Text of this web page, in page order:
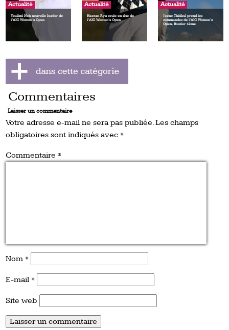
Actualité
Yealimi Noh nouvelle leader de
l’AIG Women’s Open
Actualité
Haeran Ryu seule en tête de
l’AIG Women’s Open
Actualité
Jeeno Thitikul prend les
commandes de l’AIG Women’s
Open, Boutier 4ème
Commentaires
Laisser un commentaire
Votre adresse e-mail ne sera pas publiée.Les champs
obligatoires sont indiqués avec *
Commentaire *
Nom *
E-mail *
Site web